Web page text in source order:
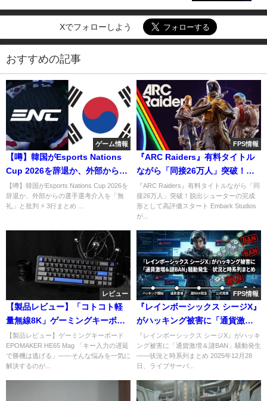
Xでフォローしよう
おすすめの記事
ゲーム情報
【噂】韓国がEsports Nations
Cup 2026を辞退か、外部からの
選手選考介入を「無礼」と批判
【噂】韓国がEsports Nations Cup 2026を
辞退か、外部からの選手選考介入を「無
礼」と批判 ⚡ 3行まとめ ...
FPS情報
『ARC Raiders』有料タイトル
ながら「同接26万人」突破！脱
出シューターの完成形として高
評価スタート
『ARC Raiders』有料タイトルながら「同
接26万人」突破！脱出シューターの完成
形として高評価スタート Embark Studios
が...
レビュー
【製品レビュー】「コトコト軽
量無線8K」ゲーミングキーボー
ド EPOMAKER HE65 Mag
【製品レビュー】ゲーミングキーボード
EPOMAKER HE65 Mag 「キー入力の遅延
で勝機は逃げる」――そんな悩みを一気に
解決するのが...
FPS情報
『レインボーシックス シージX』
がハッキング被害に「通貨激増
＆謎BAN」騒動発生―状況と時
系列まとめ
『レインボーシックス シージX』がハッキ
ング被害に「通貨激増＆謎BAN」騒動発生
――状況と時系列まとめ 2025年12月28
日、ライブサーバ...